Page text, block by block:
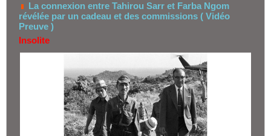
La connexion entre Tahirou Sarr et Farba Ngom
révélée par un cadeau et des commissions ( Vidéo
Preuve )
Insolite